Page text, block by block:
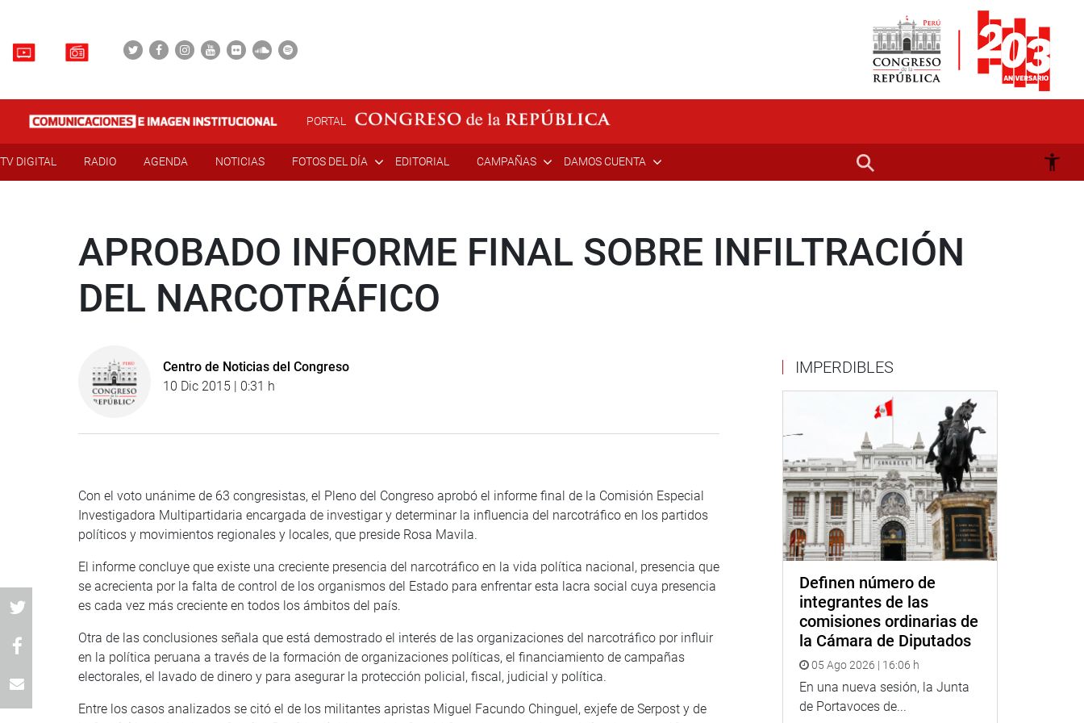
PORTAL
TV DIGITAL RADIO AGENDA NOTICIAS FOTOS DEL DÍA EDITORIAL CAMPAÑAS DAMOS CUENTA
APROBADO INFORME FINAL SOBRE INFILTRACIÓN
DEL NARCOTRÁFICO
Centro de Noticias del Congreso
10 Dic 2015 | 0:31 h
Con el voto unánime de 63 congresistas, el Pleno del Congreso aprobó el informe final de la Comisión Especial
Investigadora Multipartidaria encargada de investigar y determinar la influencia del narcotráfico en los partidos
políticos y movimientos regionales y locales, que preside Rosa Mavila.
El informe concluye que existe una creciente presencia del narcotráfico en la vida política nacional, presencia que
se acrecienta por la falta de control de los organismos del Estado para enfrentar esta lacra social cuya presencia
es cada vez más creciente en todos los ámbitos del país.
Otra de las conclusiones señala que está demostrado el interés de las organizaciones del narcotráfico por influir
en la política peruana a través de la formación de organizaciones políticas, el financiamiento de campañas
electorales, el lavado de dinero y para asegurar la protección policial, fiscal, judicial y política.
Entre los casos analizados se citó el de los militantes apristas Miguel Facundo Chinguel, exjefe de Serpost y de
IMPERDIBLES
Definen número de
integrantes de las
comisiones ordinarias de
la Cámara de Diputados
05 Ago 2026 | 16:06 h
En una nueva sesión, la Junta
de Portavoces de...